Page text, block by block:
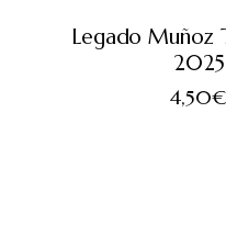
Legado Muñoz
2025
4,50